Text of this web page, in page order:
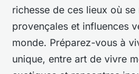
richesse de ces lieux où
provençales et influences
monde. Préparez-vous à
unique, entre art de vivre